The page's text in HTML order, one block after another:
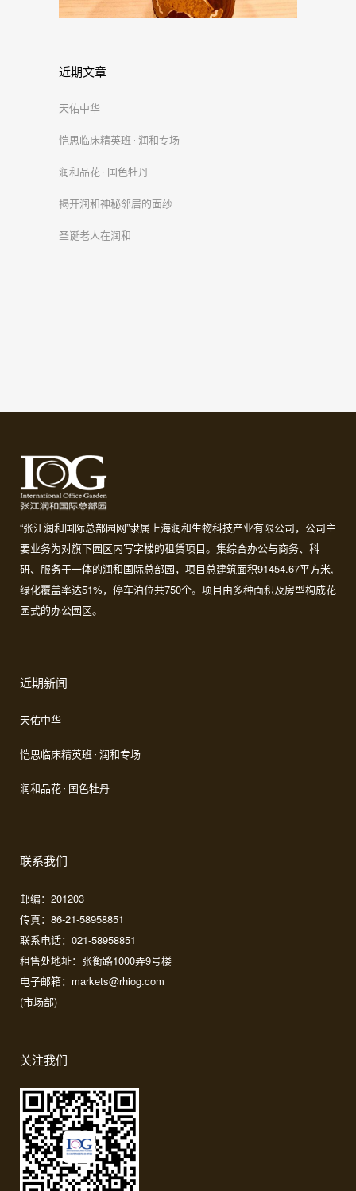
近期文章
天佑中华
恺思临床精英班 · 润和专场
润和品花 · 国色牡丹
揭开润和神秘邻居的面纱
圣诞老人在润和
“张江润和国际总部园网”隶属上海润和生物科技产业有限公司，公司主
要业务为对旗下园区内写字楼的租赁项目。集综合办公与商务、科
研、服务于一体的润和国际总部园，项目总建筑面积91454.67平方米,
绿化覆盖率达51%，停车泊位共750个。项目由多种面积及房型构成花
园式的办公园区。
近期新闻
天佑中华
恺思临床精英班 · 润和专场
润和品花 · 国色牡丹
联系我们
邮编：201203
传真：86-21-58958851
联系电话：021-58958851
租售处地址：张衡路1000弄9号楼
电子邮箱：markets@rhiog.com
(市场部)
关注我们